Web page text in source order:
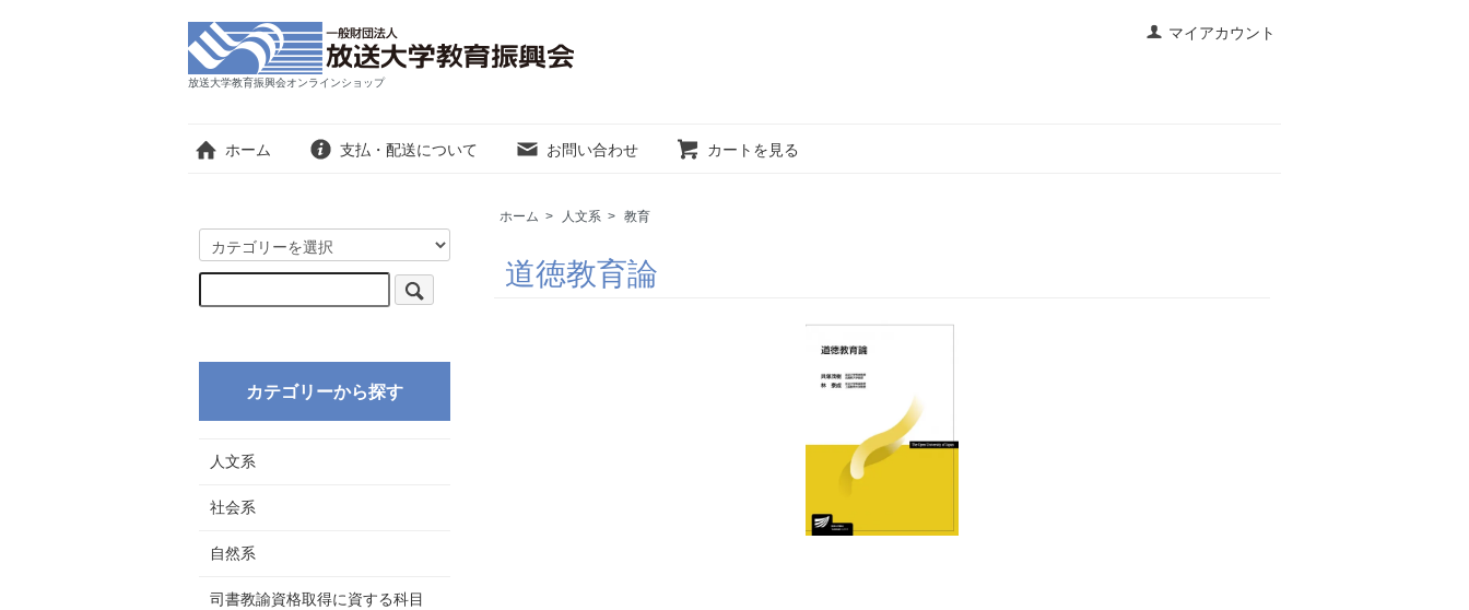
マイアカウント
放送大学教育振興会オンラインショップ
ホーム 支払・配送について お問い合わせ カートを見る
ホーム > 人文系 > 教育
道徳教育論
カテゴリーから探す
人文系
社会系
自然系
司書教諭資格取得に資する科目